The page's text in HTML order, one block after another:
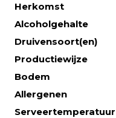
Herkomst
Alcoholgehalte
Druivensoort(en)
Productiewijze
Bodem
Allergenen
Serveertemperatuur